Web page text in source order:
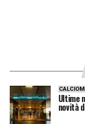
Ultime
novità